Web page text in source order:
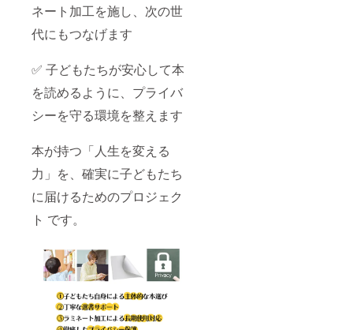
ネート加工を施し、次の世
代にもつなげます
✅ 子どもたちが安心して本
を読めるように、プライバ
シーを守る環境を整えます
本が持つ「人生を変える
力」を、確実に子どもたち
に届けるためのプロジェク
ト です。